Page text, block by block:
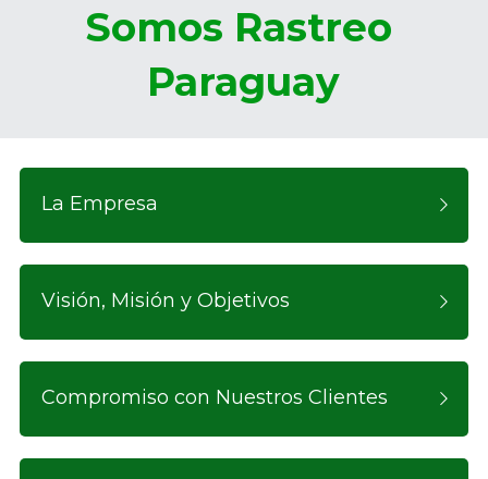
Somos Rastreo
Paraguay
La Empresa
Visión, Misión y Objetivos
Compromiso con Nuestros Clientes